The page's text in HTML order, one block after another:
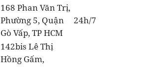
168 Phan Văn Trị,
Phường 5, Quận
Gò Vấp, TP HCM
24h/7
142bis Lê Thị
Hồng Gấm,